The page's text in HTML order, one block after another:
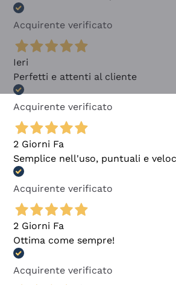
Acquirente verificato
Ieri
Perfetti e attenti al cliente
Acquirente verificato
2 Giorni Fa
Semplice nell'uso, puntuali e
Acquirente verificato
2 Giorni Fa
Ottima come sempre!
Acquirente verificato